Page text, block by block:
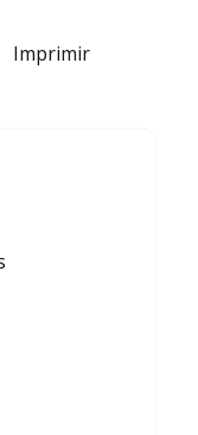
Imprimir